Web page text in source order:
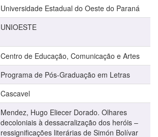
Universidade Estadual do Oeste do Paraná
UNIOESTE
Centro de Educação, Comunicação e Artes
Programa de Pós-Graduação em Letras
Cascavel
Mendez, Hugo Eliecer Dorado. Olhares
decoloniais à dessacralização dos heróis –
ressignificações literárias de Simón Bolívar